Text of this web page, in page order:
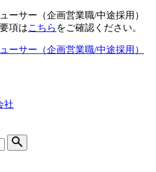
ーサー（企画営業職/中途採用）
項はこちら をご確認ください。
ーサー（企画営業職/中途採用）